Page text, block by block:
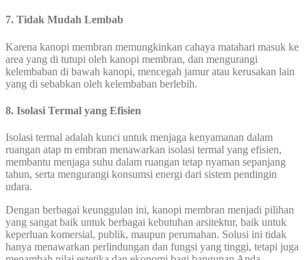
7. Tidak Mudah Lembab
Karena kanopi membran memungkinkan cahaya matahari masuk ke
area yang di tutupi oleh kanopi membran, dan mengurangi
kelembaban di bawah kanopi, mencegah jamur atau kerusakan lain
yang di sebabkan oleh kelembaban berlebih.
8. Isolasi Termal yang Efisien
Isolasi termal adalah kunci untuk menjaga kenyamanan dalam
ruangan atap m embran menawarkan isolasi termal yang efisien,
membantu menjaga suhu dalam ruangan tetap nyaman sepanjang
tahun, serta mengurangi konsumsi energi dari sistem pendingin
udara.
Dengan berbagai keunggulan ini, kanopi membran menjadi pilihan
yang sangat baik untuk berbagai kebutuhan arsitektur, baik untuk
keperluan komersial, publik, maupun perumahan. Solusi ini tidak
hanya menawarkan perlindungan dan fungsi yang tinggi, tetapi juga